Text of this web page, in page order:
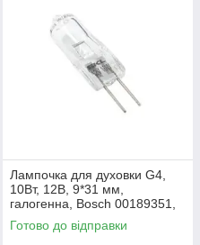
Лампочка для духовки G4,
10Вт, 12В, 9*31 мм,
галогенна, Bosch 00189351,
SKL LMP406UN
Готово до відправки